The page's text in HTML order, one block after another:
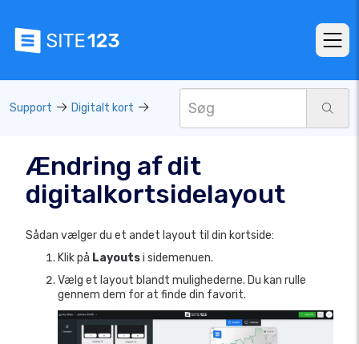
Support Digitalt kort
Ændring af dit
digitalkortsidelayout
Sådan vælger du et andet layout til din kortside:
Klik på Layoutsi sidemenuen.
Vælg et layout blandt mulighederne. Du kan rulle
gennem dem for at finde din favorit.